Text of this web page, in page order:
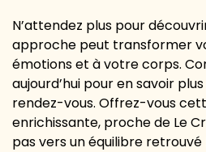
N’attendez plus pour
approche peut transformer
émotions et à votre corps.
aujourd’hui pour en savoir
rendez-vous. Offrez-vous
enrichissante, proche de Le
pas vers un équilibre retrouvé